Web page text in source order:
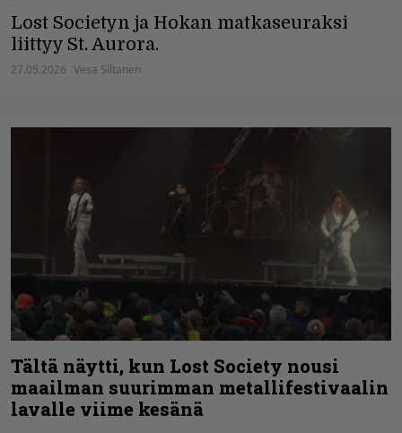
Lost Societyn ja Hokan matkaseuraksi
liittyy St. Aurora.
27.05.2026 Vesa Siltanen
Tältä näytti, kun Lost Society nousi
maailman suurimman metallifestivaalin
lavalle viime kesänä